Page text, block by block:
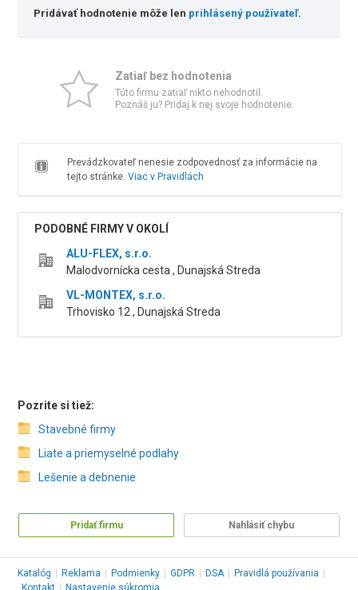
Pridávať hodnotenie môže len prihlásený používateľ.
Zatiaľ bez hodnotenia
Túto firmu zatiaľ nikto nehodnotil.
Poznáš ju? Pridaj k nej svoje hodnotenie.
Prevádzkovateľ nenesie zodpovednosť za informácie na
tejto stránke. Viac v Pravidlách
PODOBNÉ FIRMY V OKOLÍ
ALU-FLEX, s.r.o.
Malodvornícka cesta , Dunajská Streda
VL-MONTEX, s.r.o.
Trhovisko 12 , Dunajská Streda
Pozrite si tiež:
Stavebné firmy
Liate a priemyselné podlahy
Lešenie a debnenie
Pridať firmu Nahlásiť chybu
Katalóg Reklama Podmienky GDPR DSA Pravidlá používania
Kontakt
Nastavenie súkromia